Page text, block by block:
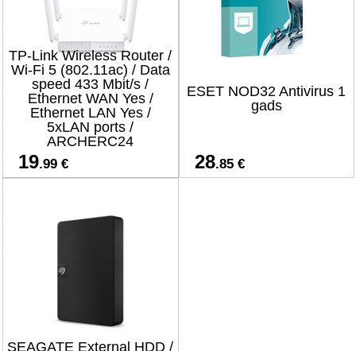
TP-Link Wireless Router /
Wi-Fi 5 (802.11ac) / Data
speed 433 Mbit/s /
Ethernet WAN Yes /
Ethernet LAN Yes /
5xLAN ports /
ARCHERC24
19.99 €
ESET NOD32 Antivirus 1
gads
28.85 €
SEAGATE External HDD /